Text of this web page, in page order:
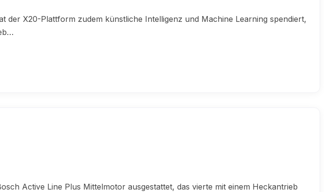
der X20-Plattform zudem künstliche Intelligenz und Machine Learning spendiert,
Active Line Plus Mittelmotor ausgestattet, das vierte mit einem Heckantrieb